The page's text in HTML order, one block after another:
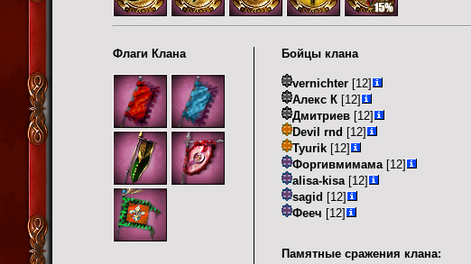
Флаги Клана Бойцы клана
vernichter [12]
Алекс К [12]
Дмитриев [12]
Devil rnd [12]
Tyurik [12]
Форгивмимама [12]
alisa-kisa [12]
sagid [12]
Фееч [12]
Памятные сражения клана: